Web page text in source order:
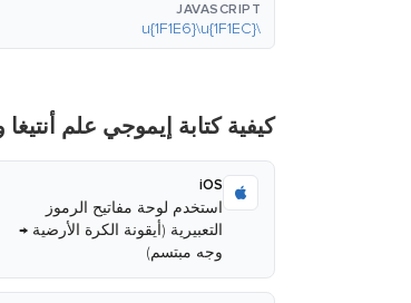
JAVASCRIPT
\u{1F1E6}\u{1F1EC}
كيفية كتابة إيموجي علم أنتيغا
iOS
استخدم لوحة مفاتيح الرموز
التعبيرية (أيقونة الكرة الأرضية →
وجه مبتسم)